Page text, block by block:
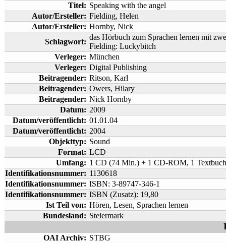
Titel: Speaking with the angel
Autor/Ersteller: Fielding, Helen
Autor/Ersteller: Hornby, Nick
Schlagwort:
das Hörbuch zum Sprachen lernen mit
Fielding: Luckybitch
Verleger: München
Verleger: Digital Publishing
Beitragender: Ritson, Karl
Beitragender: Owers, Hilary
Beitragender: Nick Hornby
Datum: 2009
Datum/veröffentlicht: 01.01.04
Datum/veröffentlicht: 2004
Objekttyp: Sound
Format: LCD
Umfang: 1 CD (74 Min.) + 1 CD-ROM, 1 Textbuch
Identifikationsnummer: 1130618
Identifikationsnummer: ISBN: 3-89747-346-1
Identifikationsnummer: ISBN (Zusatz): 19,80
Ist Teil von: Hören, Lesen, Sprachen lernen
Bundesland: Steiermark
OAI Archiv: STBG